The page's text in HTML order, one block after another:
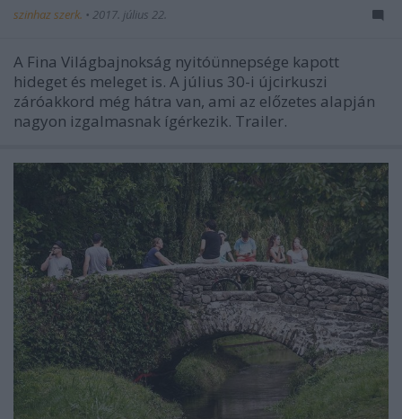
szinhaz szerk. • 2017. július 22.
A Fina Világbajnokság nyitóünnepsége kapott
hideget és meleget is. A július 30-i újcirkuszi
záróakkord még hátra van, ami az előzetes alapján
nagyon izgalmasnak ígérkezik. Trailer.